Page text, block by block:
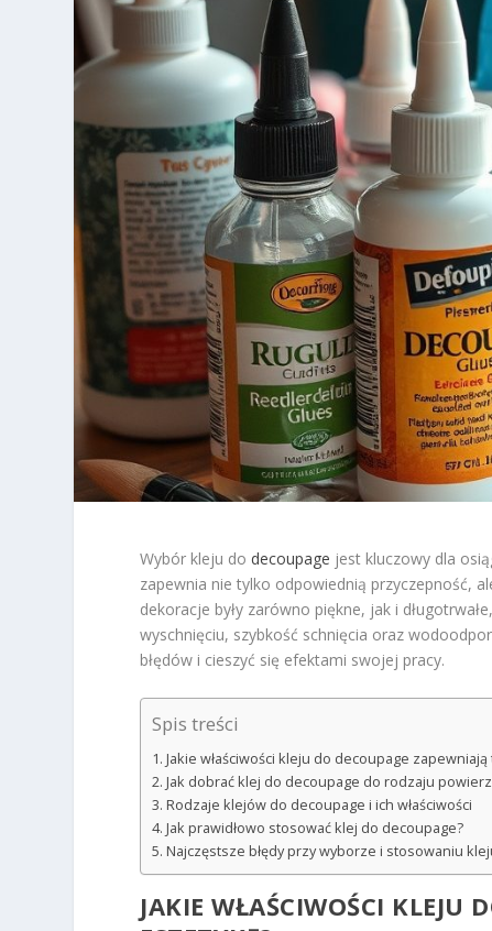
Wybór kleju do decoupage jest kluczowy dla
zapewnia nie tylko odpowiednią przyczepność,
dekoracje były zarówno piękne, jak i
wyschnięciu, szybkość schnięcia oraz
błędów i cieszyć się efektami swojej pracy.
Spis treści
Jakie właściwości kleju do decoupage zapewniają
Jak dobrać klej do decoupage do rodzaju
Rodzaje klejów do decoupage i ich właściwości
Jak prawidłowo stosować klej do decoupage?
Najczęstsze błędy przy wyborze i stosowaniu
JAKIE WŁAŚCIWOŚCI KLEJU